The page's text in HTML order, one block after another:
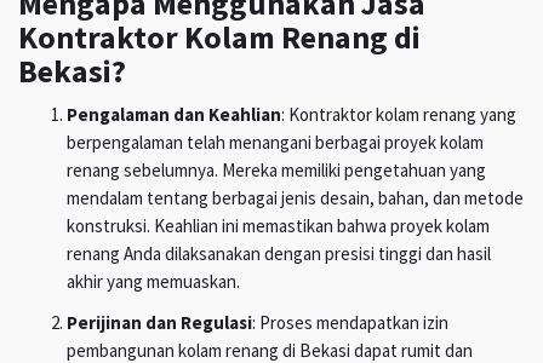
Kontraktor Kolam Renang di
Bekasi?
Pengalaman dan Keahlian: Kontraktor kolam renang yang
berpengalaman telah menangani berbagai proyek kolam
renang sebelumnya. Mereka memiliki pengetahuan yang
mendalam tentang berbagai jenis desain, bahan, dan metode
konstruksi. Keahlian ini memastikan bahwa proyek kolam
renang Anda dilaksanakan dengan presisi tinggi dan hasil
akhir yang memuaskan.
Perijinan dan Regulasi: Proses mendapatkan izin
pembangunan kolam renang di Bekasi dapat rumit dan